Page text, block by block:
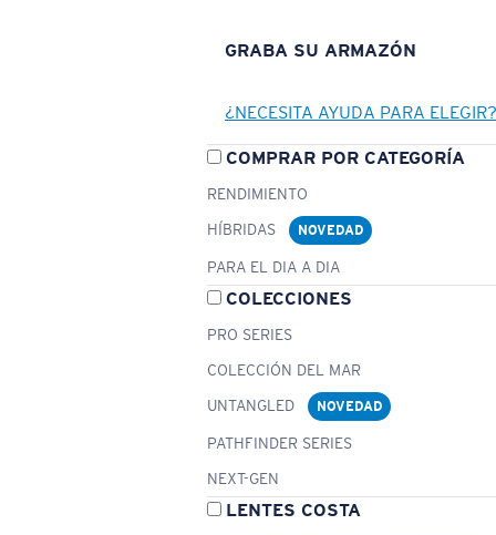
GRABA SU ARMAZÓN
¿NECESITA AYUDA PARA ELEGIR?
COMPRAR POR CATEGORÍA
RENDIMIENTO
HÍBRIDAS
NOVEDAD
PARA EL DIA A DIA
COLECCIONES
PRO SERIES
COLECCIÓN DEL MAR
UNTANGLED
NOVEDAD
PATHFINDER SERIES
NEXT-GEN
LENTES COSTA